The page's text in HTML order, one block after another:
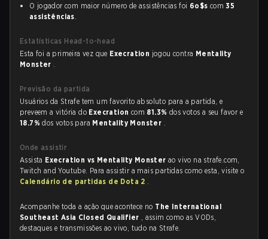
O jogador com maior número de assistências foi 6o$s com35
assistências.
Estatísticas Head-to-head
Esta foi a primeira vez que Execration jogou contra Mentality
Monster .
Previsão da partida
Usuários da Strafe tem um favorito absoluto para a partida, e
preveem a vitória do Execration com 81.3% dos votos a seu favor e
18.7%dos votos para Mentality Monster .
Onde assistir
Assista Execration vs Mentality Monsterao vivo na strafe.com,
Twitch and Youtube. Para assistir a mais partidas como esta, visite o
Calendário de partidas de Dota 2 .
Acompanhe toda a ação que acontece no The International
Southeast Asia Closed Qualifier , assim como as VODs,
destaques e transmissões ao vivo, tudo na Strafe.